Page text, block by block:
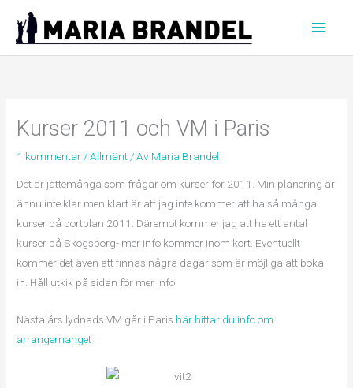
innehåll
Kurser 2011 och VM i Paris
1 kommentar /Allmänt / Av Maria Brandel
Det är jättemånga som frågar om kurser för 2011. Min planering är
ännu inte klar men klart är att jag inte kommer att ha så många
kurser på bortplan 2011. Däremot kommer jag att ha ett antal
kurser på Skogsborg- mer info kommer inom kort. Eventuellt
kommer det även att finnas några dagar som är möjliga att boka
in. Håll utkik på sidan för mer info!
Nästa års lydnads VM går i Paris här hittar du info om
arrangemanget